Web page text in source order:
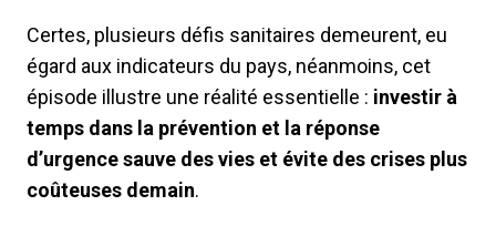
Certes, plusieurs défis sanitaires demeurent, eu
égard aux indicateurs du pays, néanmoins, cet
épisode illustre une réalité essentielle : investir à
temps dans la prévention et la réponse
d’urgence sauve des vies et évite des crises plus
coûteuses demain.